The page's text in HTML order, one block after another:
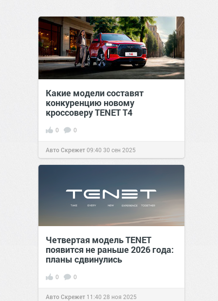
Какие модели составят
конкуренцию новому
кроссоверу TENET T4
0 0
Авто Скрежет09:40 30 сен 2025
Четвертая модель TENET
появится не раньше 2026 года:
планы сдвинулись
0 0
Авто Скрежет 11:40 28 ноя 2025